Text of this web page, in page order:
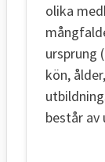
olika
ursprung
kön,
består av